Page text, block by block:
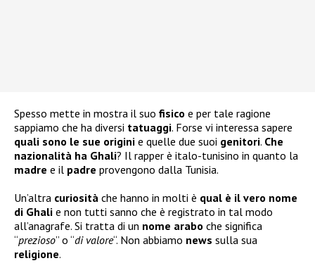
Spesso mette in mostra il suo fisico e per tale ragione
sappiamo che ha diversi tatuaggi. Forse vi interessa sapere
quali sono le sue origini e quelle due suoi genitori. Che
nazionalità ha Ghali? Il rapper è italo-tunisino in quanto la
madre e il padre provengono dalla Tunisia.
Un’altra curiosità che hanno in molti è qual è il vero nome
di Ghali e non tutti sanno che è registrato in tal modo
all’anagrafe. Si tratta di un nome arabo che significa
“prezioso” o “di valore“. Non abbiamo news sulla sua
religione.